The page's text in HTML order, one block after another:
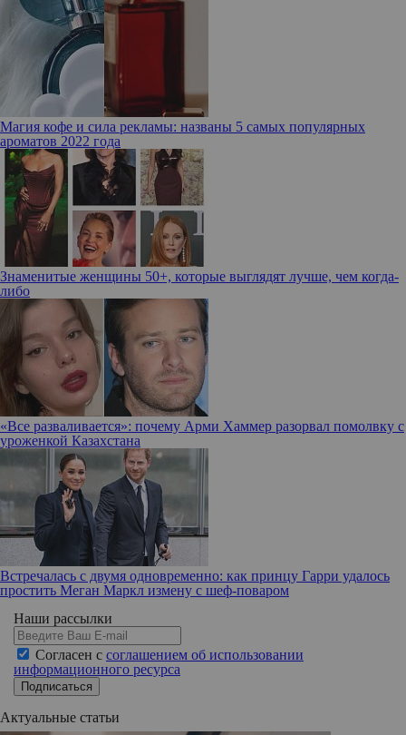
Магия кофе и сила рекламы: названы 5 самых популярных
ароматов 2022 года
Знаменитые женщины 50+, которые выглядят лучше, чем когда-
либо
«Все разваливается»: почему Арми Хаммер разорвал помолвку с
уроженкой Казахстана
Встречалась с двумя одновременно: как принцу Гарри удалось
простить Меган Маркл измену с шеф-поваром
Наши рассылки
Согласен с соглашением об использовании
информационного ресурса
Подписаться
Актуальные статьи